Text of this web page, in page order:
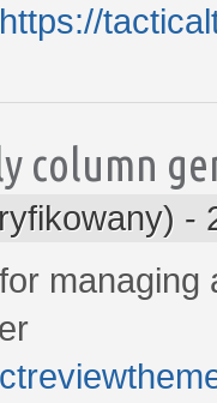
https://
column
-